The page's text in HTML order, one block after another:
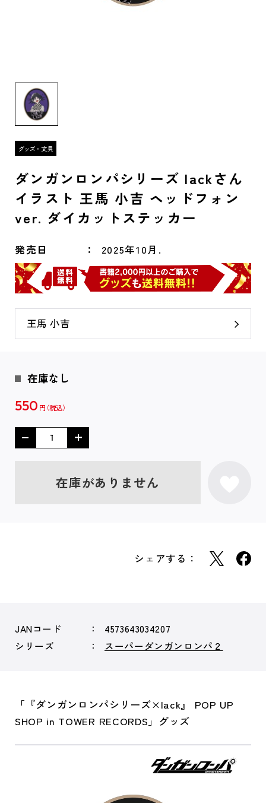
ダンガンロンパシリーズ lackさん
イラスト 王馬 小吉 ヘッドフォン
ver. ダイカットステッカー
発売日 2025年10月.
王馬 小吉
在庫なし
550 円
在庫がありません
シェアする：
JANコード
4573643034207
シリーズ
スーパーダンガンロンパ２
「『ダンガンロンパシリーズ×lack』 POP UP
SHOP in TOWER RECORDS」グッズ